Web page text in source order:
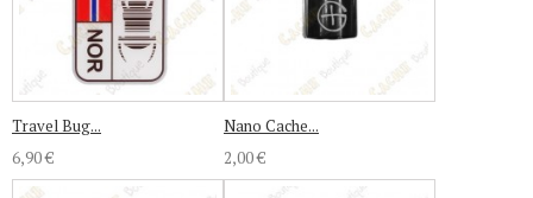
Travel Bug...
6,90 €
Nano Cache...
2,00 €